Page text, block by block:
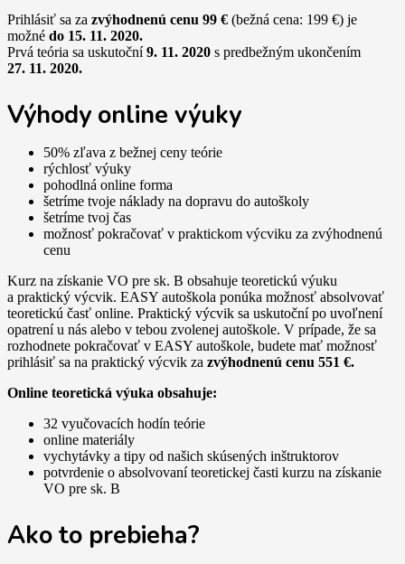
Prihlásiť sa za zvýhodnenú cenu 99 € (bežná cena: 199 €) je
možné do 15. 11. 2020.
Prvá teória sa uskutoční9. 11. 2020 s predbežným ukončením
27. 11. 2020.
Výhody online výuky
50% zľava z bežnej ceny teórie
rýchlosť výuky
pohodlná online forma
šetríme tvoje náklady na dopravu do autoškoly
šetríme tvoj čas
možnosť pokračovať v praktickom výcviku za zvýhodnenú
cenu
Kurz na získanie VO pre sk. B obsahuje teoretickú výuku
a praktický výcvik. EASY autoškola ponúka možnosť absolvovať
teoretickú časť online. Praktický výcvik sa uskutoční po uvoľnení
opatrení u nás alebo v tebou zvolenej autoškole. V prípade, že sa
rozhodnete pokračovať v EASY autoškole, budete mať možnosť
prihlásiť sa na praktický výcvik za zvýhodnenú cenu 551 €.
Online teoretická výuka obsahuje:
32 vyučovacích hodín teórie
online materiály
vychytávky a tipy od našich skúsených inštruktorov
potvrdenie o absolvovaní teoretickej časti kurzu na získanie
VO pre sk. B
Ako to prebieha?